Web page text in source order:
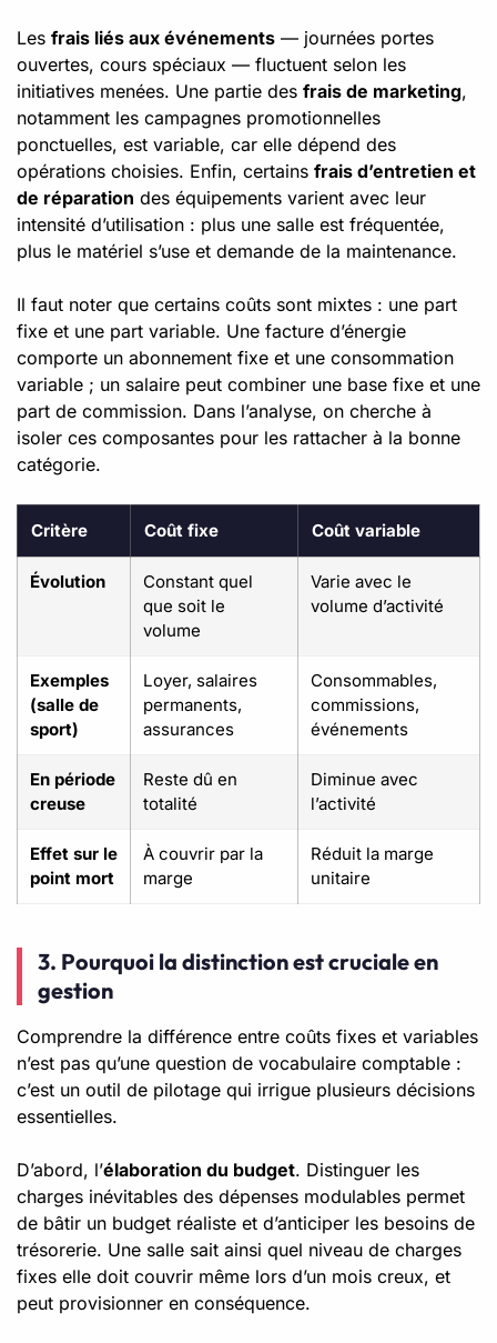
Les frais liés aux événements — journées portes
ouvertes, cours spéciaux — fluctuent selon les
initiatives menées. Une partie des frais de marketing,
notamment les campagnes promotionnelles
ponctuelles, est variable, car elle dépend des
opérations choisies. Enfin, certains frais d’entretien et
de réparation des équipements varient avec leur
intensité d’utilisation : plus une salle est fréquentée,
plus le matériel s’use et demande de la maintenance.
Il faut noter que certains coûts sont mixtes : une part
fixe et une part variable. Une facture d’énergie
comporte un abonnement fixe et une consommation
variable ; un salaire peut combiner une base fixe et une
part de commission. Dans l’analyse, on cherche à
isoler ces composantes pour les rattacher à la bonne
catégorie.
Critère Coût fixe Coût variable
Évolution
Constant quel
que soit le
volume
Varie avec le
volume d’activité
Exemples
(salle de
sport)
Loyer, salaires
permanents,
assurances
Consommables,
commissions,
événements
En période
creuse
Reste dû en
totalité
Diminue avec
l’activité
Effet sur le
point mort
À couvrir par la
marge
Réduit la marge
unitaire
3. Pourquoi la distinction est cruciale en
gestion
Comprendre la différence entre coûts fixes et variables
n’est pas qu’une question de vocabulaire comptable :
c’est un outil de pilotage qui irrigue plusieurs décisions
essentielles.
D’abord, l’élaboration du budget. Distinguer les
charges inévitables des dépenses modulables permet
de bâtir un budget réaliste et d’anticiper les besoins de
trésorerie. Une salle sait ainsi quel niveau de charges
fixes elle doit couvrir même lors d’un mois creux, et
peut provisionner en conséquence.